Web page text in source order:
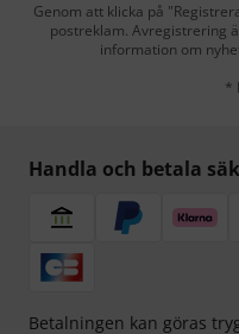
Genom att klicka på
postreklam. Avregistrering
information om
*
Handla och betala
Betalningen kan göras